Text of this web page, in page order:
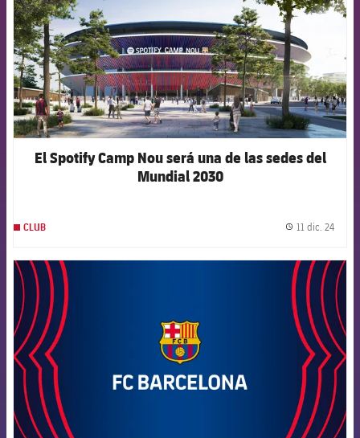
El Spotify Camp Nou será una de las sedes del
Mundial 2030
CLUB 11 dic. 24